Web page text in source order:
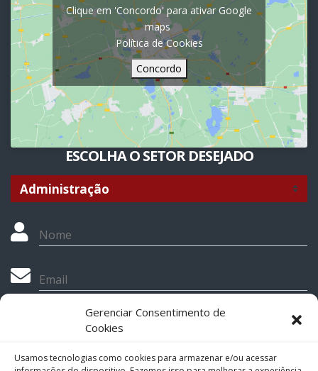
Gerenciar Consentimento de
Cookies
Usamos tecnologias como cookies para armazenar e/ou acessar
Clique em 'Concordo' para ativar Google
maps
Política de Cookies
Concordo
ESCOLHA O SETOR DESEJADO
Nome
Email
Telefone